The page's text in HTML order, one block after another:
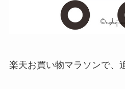
楽天お買い物マラソンで、